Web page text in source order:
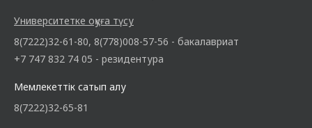
Университетке оқуға түсу
8(7222)32-61-80, 8(778)008-57-56 - бакалавриат
+7 747 832 74 05 - резидентура
Мемлекеттік сатып алу
8(7222)32-65-81